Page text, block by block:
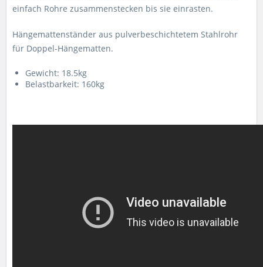
einfach Rohre zusammenstecken bis sie einrasten.
Hängemattenständer aus pulverbeschichtetem Stahlrohr
für Doppel-Hängematten.
Gewicht: 18.5kg
Belastbarkeit: 160kg